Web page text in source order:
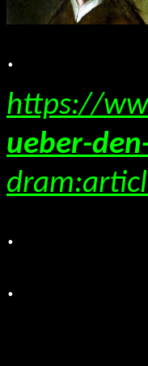
.
https://
ueber-
.
.